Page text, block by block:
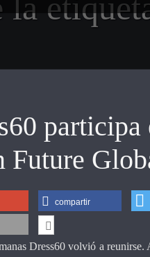
Future
compartir
Dress60 volvió a